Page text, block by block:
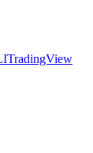
TradingView